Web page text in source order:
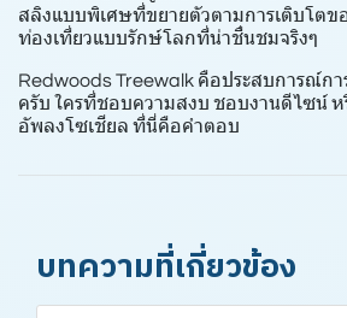
สลิงแบบพิเศษที่ขยายตัวตามการเติบโตข
ท่องเที่ยวแบบรักษ์โลกที่น่าชื่นชมจริงๆ
Redwoods Treewalk คือประสบการณ์ก
ครับ ใครที่ชอบความสงบ ชอบงานดีไซน์ ห
อัพลงโซเชียล ที่นี่คือคำตอบ
บทความที่เกี่ยวข้อง